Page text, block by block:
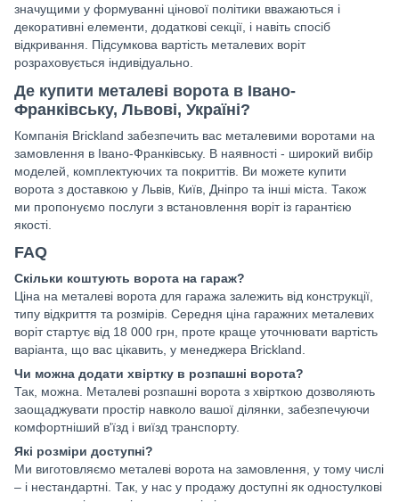
значущими у формуванні цінової політики вважаються і
декоративні елементи, додаткові секції, і навіть спосіб
відкривання. Підсумкова вартість металевих воріт
розраховується індивідуально.
Де купити металеві ворота в Івано-
Франківську, Львові, Україні?
Компанія Brickland забезпечить вас металевими воротами на
замовлення в Івано-Франківську. В наявності - широкий вибір
моделей, комплектуючих та покриттів. Ви можете купити
ворота з доставкою у Львів, Київ, Дніпро та інші міста. Також
ми пропонуємо послуги з встановлення воріт із гарантією
якості.
FAQ
Скільки коштують ворота на гараж?
Ціна на металеві ворота для гаража залежить від конструкції,
типу відкриття та розмірів. Середня ціна гаражних металевих
воріт стартує від 18 000 грн, проте краще уточнювати вартість
варіанта, що вас цікавить, у менеджера Brickland.
Чи можна додати хвіртку в розпашні ворота?
Так, можна. Металеві розпашні ворота з хвірткою дозволяють
заощаджувати простір навколо вашої ділянки, забезпечуючи
комфортніший в'їзд і виїзд транспорту.
Які розміри доступні?
Ми виготовляємо металеві ворота на замовлення, у тому числі
– і нестандартні. Так, у нас у продажу доступні як одностулкові